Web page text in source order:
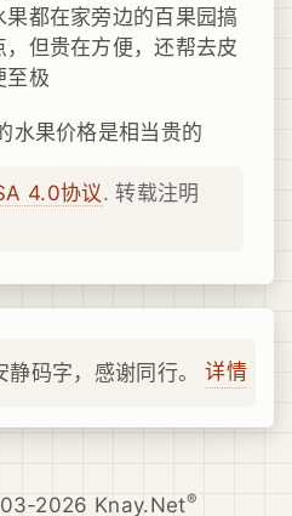
都在家旁边的百果园搞
但贵在方便，还帮去皮
至极
水果价格是相当贵的
4.0协议. 转载注明
码字，感谢同行。 详情
2026 Knay.Net®